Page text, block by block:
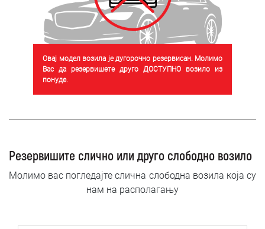
Овај модел возила је дугорочно резервисан. Молимо
Вас да резервишете друго ДОСТУПНО возило из
понуде.
Резервишите слично или друго слободно возило
Молимо вас погледајте слична слободна возила која су
нам на располагању